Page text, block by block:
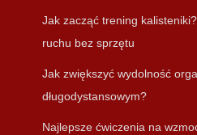
Jak zacząć trening
ruchu bez sprzętu
Jak zwiększyć wydolność
długodystansowym?
Najlepsze ćwiczenia na